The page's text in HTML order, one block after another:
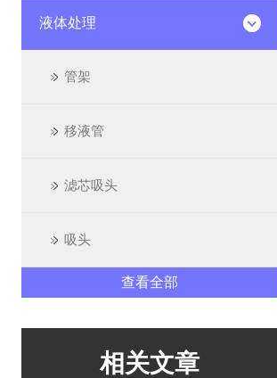
液体处理
管架
移液管
滤芯吸头
吸头
查看全部
相关文章